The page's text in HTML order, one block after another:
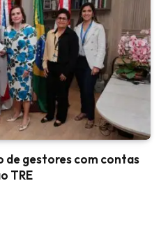
de gestores com contas
TRE